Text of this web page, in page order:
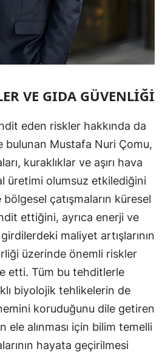
VE GIDA GÜVENLIĞI
eden riskler hakkında da
bulunan Mustafa Nuri Çomu,
kuraklıklar ve aşırı hava
üretimi olumsuz etkilediğini
çatışmaların küresel
ettiğini, ayrıca enerji ve
maliyet artışlarının
üzerinde önemli riskler
etti. Tüm bu tehditlerle
biyolojik tehlikelerin de
koruduğunu dile getiren
ele alınması için bilim temelli
hayata geçirilmesi